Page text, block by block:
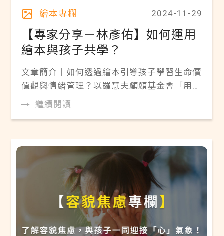
繪本專欄 2024-11-29
【專家分享－林彥佑】如何運用
繪本與孩子共學？
文章簡介｜如何透過繪本引導孩子學習生命價
值觀與情緒管理？以羅慧夫顱顏基金會「用愛
彌補」兒童文學獎為例，分享閱讀策略與教育
繼續閱讀